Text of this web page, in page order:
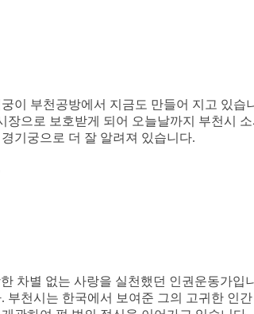
이 부천공방에서 지금도 만들어 지고 있습
으로 보호받게 되어 오늘날까지 부천시
기궁으로 더 잘 알려져 있습니다.
차별 없는 사랑을 실천했던 인권운동가입
천시는 한국에서 보여준 그의 고귀한 인